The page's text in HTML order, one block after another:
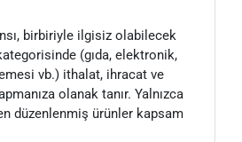
birbiriyle ilgisiz olabilecek
(gıda, elektronik,
vb.) ithalat, ihracat ve
olanak tanır. Yalnızca
düzenlenmiş ürünler kapsam